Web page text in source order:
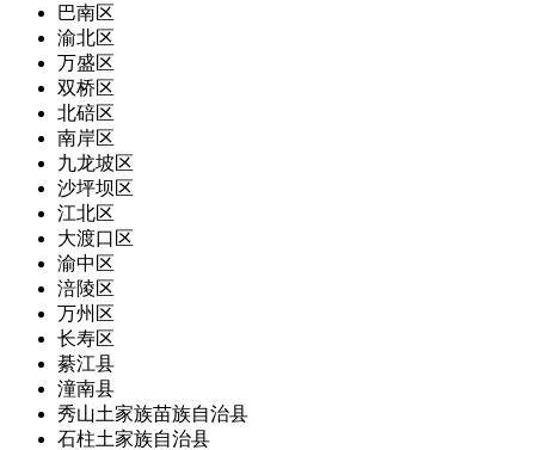
巴南区
渝北区
万盛区
双桥区
北碚区
南岸区
九龙坡区
沙坪坝区
江北区
大渡口区
渝中区
涪陵区
万州区
长寿区
綦江县
潼南县
秀山土家族苗族自治县
石柱土家族自治县